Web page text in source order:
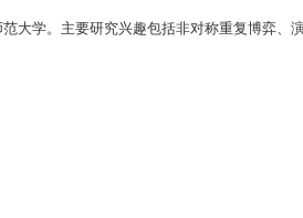
大学。主要研究兴趣包括非对称重复博弈、